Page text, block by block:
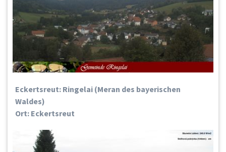
Eckertsreut: Ringelai (Meran des bayerischen
Waldes)
Ort: Eckertsreut